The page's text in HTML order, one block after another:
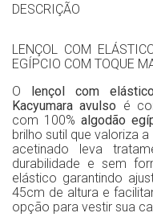
DESCRIÇÃO
LENÇOL COM
EGÍPCIO COM TOQUE
O lençol com elástico
Kacyumara avulso é
com 100% algodão
brilho sutil que valoriza
acetinado leva
durabilidade e sem
elástico garantindo
45cm de altura e
opção para vestir sua